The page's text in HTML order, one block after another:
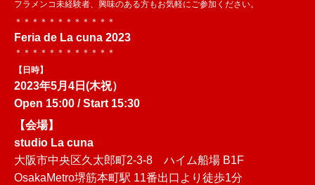
フラメンコ未経験者、興味のある方もお気軽にご参加ください。
＊＊＊＊＊＊＊＊＊＊＊＊
Feria de La cuna 2023
＊＊＊＊＊＊＊＊＊＊＊＊
【日時】
2023年5月4日(木祝）
Open 15:00 / Start 15:30
【会場】
studio La cuna
大阪市中央区久太郎町2-3-8 ハイム船場 B1F
OsakaMetro堺筋本町駅 11番出口より徒歩1分